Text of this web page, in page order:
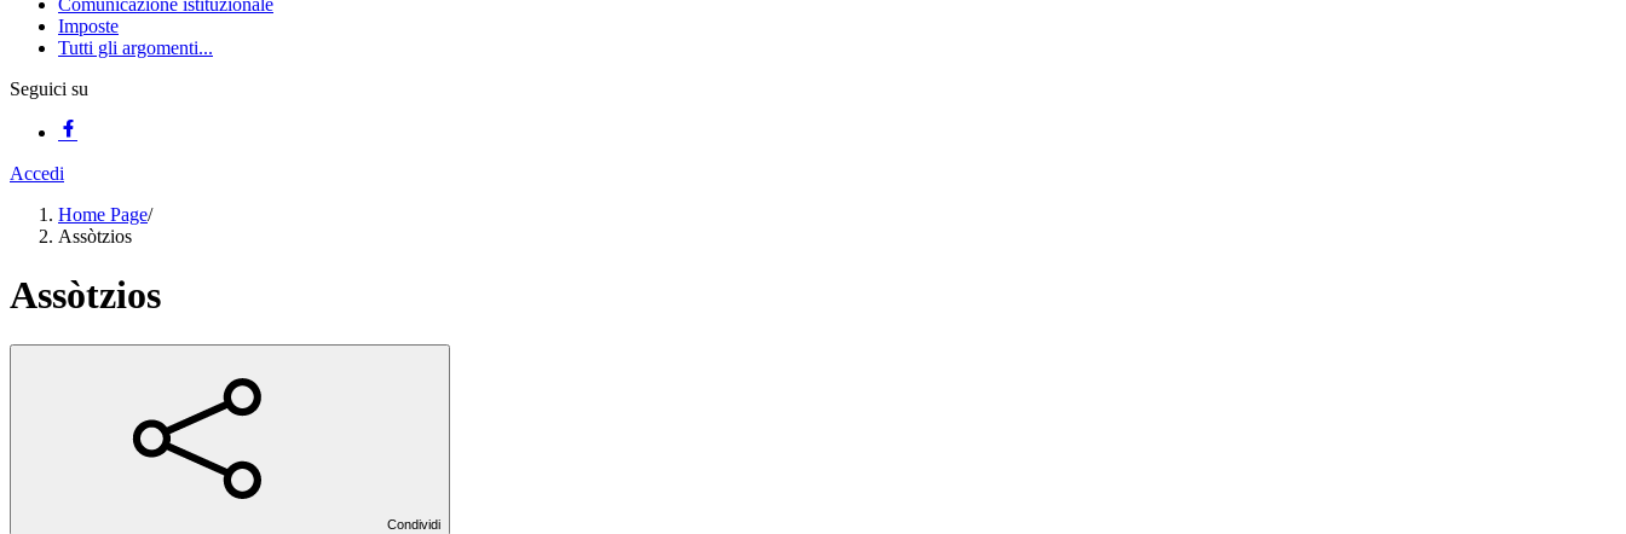
Comunicazione istituzionale
Imposte
Tutti gli argomenti...
Seguici su
Accedi
Home Page/
Assòtzios
Assòtzios
Condividi